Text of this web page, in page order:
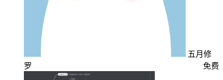
五月修
罗
免费